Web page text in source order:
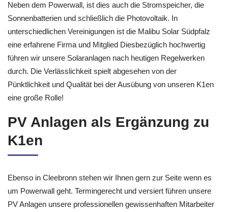
Neben dem Powerwall, ist dies auch die Stromspeicher, die
Sonnenbatterien und schließlich die Photovoltaik. In
unterschiedlichen Vereinigungen ist die Malibu Solar Südpfalz
eine erfahrene Firma und Mitglied Diesbezüglich hochwertig
führen wir unsere Solaranlagen nach heutigen Regelwerken
durch. Die Verlässlichkeit spielt abgesehen von der
Pünktlichkeit und Qualität bei der Ausübung von unseren K1en
eine große Rolle!
PV Anlagen als Ergänzung zu
K1en
Ebenso in Cleebronn stehen wir Ihnen gern zur Seite wenn es
um Powerwall geht. Termingerecht und versiert führen unsere
PV Anlagen unsere professionellen gewissenhaften Mitarbeiter